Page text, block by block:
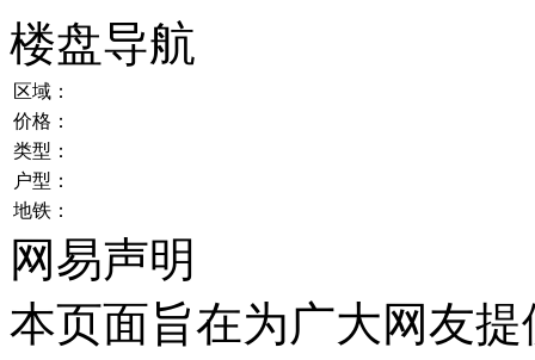
楼盘导航
区域：
价格：
类型：
户型：
地铁：
网易声明
本页面旨在为广大网友